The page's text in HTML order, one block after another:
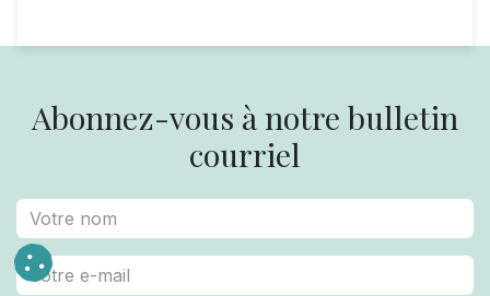
Abonnez-vous à notre bulletin
courriel